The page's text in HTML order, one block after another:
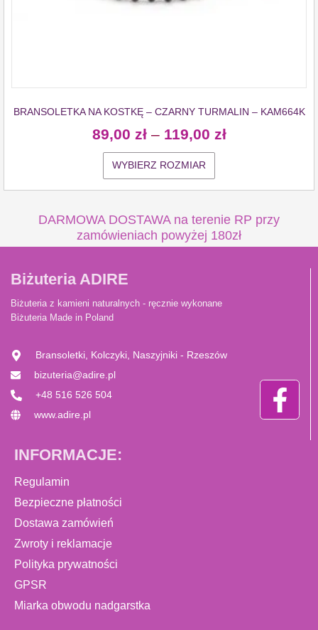
BRANSOLETKA NA KOSTKĘ – CZARNY TURMALIN – KAM664K
89,00 zł – 119,00 zł
WYBIERZ ROZMIAR
DARMOWA DOSTAWA na terenie RP przy
zamówieniach powyżej 180zł
Biżuteria ADIRE
Biżuteria z kamieni naturalnych - ręcznie wykonane
Biżuteria Made in Poland
Bransoletki, Kolczyki, Naszyjniki - Rzeszów
bizuteria@adire.pl
+48 516 526 504
www.adire.pl
INFORMACJE:
Regulamin
Bezpieczne płatności
Dostawa zamówień
Zwroty i reklamacje
Polityka prywatności
GPSR
Miarka obwodu nadgarstka